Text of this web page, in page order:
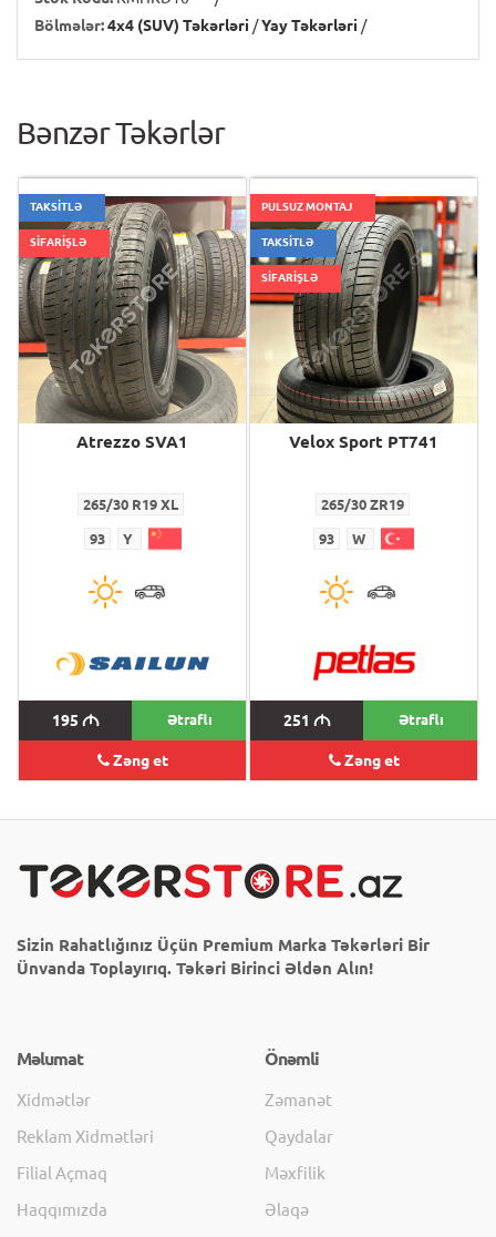
Bölmələr:4x4 (SUV) Təkərləri /Yay Təkərləri /
Bənzər Təkərlər
TAKSİTLƏ
SİFARİŞLƏ
Atrezzo SVA1
265/30 R19 XL
93 Y
195 M Ətraflı
Zəng et
PULSUZ MONTAJ
TAKSİTLƏ
SİFARİŞLƏ
Velox Sport PT741
265/30 ZR19
93 W
251 M Ətraflı
Zəng et
Sizin Rahatlığınız Üçün Premium Marka Təkərləri Bir
Ünvanda Toplayırıq. Təkəri Birinci Əldən Alın!
Məlumat
Xidmətlər
Reklam Xidmətləri
Filial Açmaq
Haqqımızda
Önəmli
Zəmanət
Qaydalar
Məxfilik
Əlaqə